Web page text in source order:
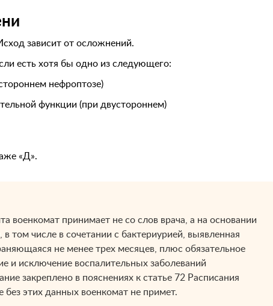
зависит от осложнений.
есть хотя бы одно из следующего:
нефроптозе)
функции (при двустороннем)
«Д».
военкомат принимает не со слов врача, а на основании
том числе в сочетании с бактериурией, выявленная
не менее трех месяцев, плюс обязательное
и исключение воспалительных заболеваний
закреплено в пояснениях к статье 72 Расписания
без этих данных военкомат не примет.